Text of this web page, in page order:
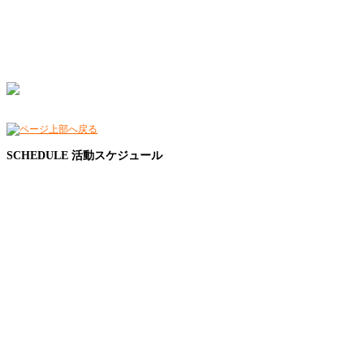
SCHEDULE 活動スケジュール